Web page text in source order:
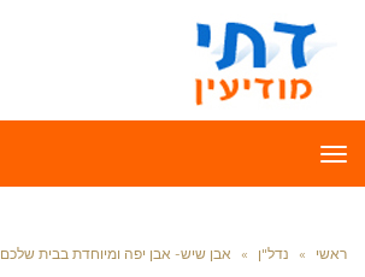
תפריט
ראשי » נדל"ן » אבן שיש- אבן יפה ומיוחדת בבית שלכם